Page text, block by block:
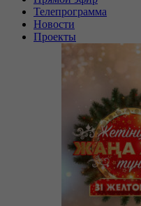
Телепрограмма
Новости
Проекты